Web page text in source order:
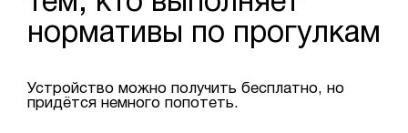
нормативы по прогулкам
Устройство можно получить бесплатно, но
придётся немного попотеть.